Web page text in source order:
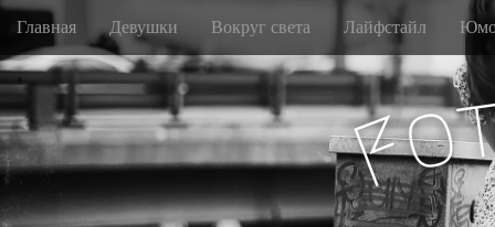
M
i
n
m
e
n
u
S
i
p
t
o
c
o
n
Главная Девушки Вокруг света Лайфстайл
Fo